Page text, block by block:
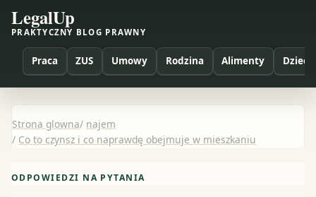
LegalUp
PRAKTYCZNY BLOG PRAWNY
Praca ZUS Umowy Rodzina Alimenty Dzieci
Strona glowna/ najem
/ Co to czynsz i co naprawdę obejmuje w mieszkaniu
ODPOWIEDZI NA PYTANIA